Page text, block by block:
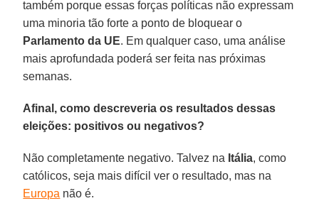
também porque essas forças políticas não expressam
uma minoria tão forte a ponto de bloquear o
Parlamento da UE. Em qualquer caso, uma análise
mais aprofundada poderá ser feita nas próximas
semanas.
Afinal, como descreveria os resultados dessas
eleições: positivos ou negativos?
Não completamente negativo. Talvez na Itália, como
católicos, seja mais difícil ver o resultado, mas na
Europa não é.